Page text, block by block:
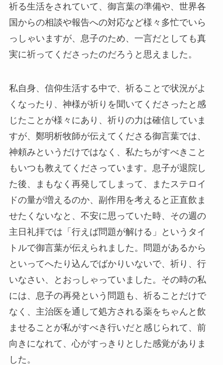
祈る生活をされていて、御言葉の準備や、世界各
国からの相談や報告への対応など様々多忙でいら
っしゃいますが、息子のため、一言だとしても真
実に祈ってくださったのだろうと思えました。
私自身、信仰生活する中で、祈ることで状況がよ
くなったり、神様が祈りを聞いてくださったと感
じたことが様々にあり、祈りの力は確信していま
すが、鄭明析牧師が伝えてくださる御言葉では、
神頼みというだけではなく、私たちがすべきこと
もいつも教えてくださっています。息子が退院し
た後、まもなく再発してしまって、またステロイ
ドの量が増えるのか、副作用を考えると正直飲ま
せたくないなと、不安に思っていた時、その週の
主日礼拝では「行えば問題が解ける」というタイ
トルで御言葉が伝えられました。問題があるから
といってへたり込んでばかりいないで、祈り、行
いなさい、とおっしゃっていました。その時の私
には、息子の再発という問題も、祈ることだけで
なく、主治医を通して処方される薬をちゃんと飲
ませることが私がすべき行いだと感じられて、前
向きになれて、心がすっきりとした感覚がありま
した。